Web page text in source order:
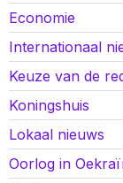
Economie
Internationaal
Keuze van de
Koningshuis
Lokaal nieuws
Oorlog in